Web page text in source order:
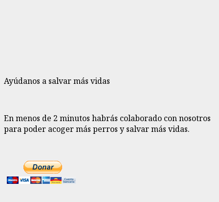
Ayúdanos a salvar más vidas
En menos de 2 minutos habrás colaborado con nosotros
para poder acoger más perros y salvar más vidas.